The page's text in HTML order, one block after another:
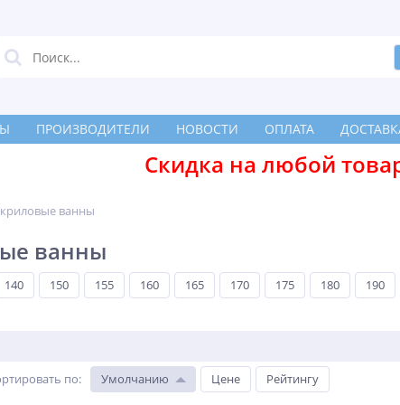
ПРОИЗВОДИТЕЛИ НОВОСТИ ОПЛАТА
Скидка на любой
ванны
ванны
140 150 155 160 165 170 175 180 190
по: Умолчанию Цене Рейтингу